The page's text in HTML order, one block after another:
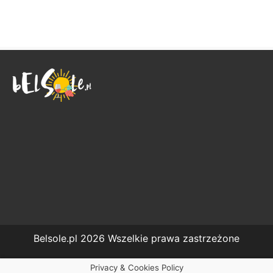
Belsole.pl 2026 Wszelkie prawa zastrzeżone
Privacy & Cookies Policy